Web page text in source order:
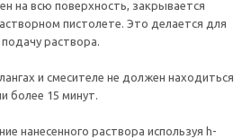
на всю поверхность, закрывается
пистолете. Это делается для
раствора.
и смесителе не должен находиться
более 15 минут.
нанесенного раствора используя h-